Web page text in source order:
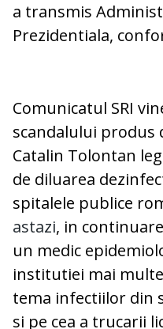
a transmis
Prezidentiala,
Comunicatul SRI
scandalului produs
Catalin Tolontan
de diluarea
spitalele publice
astazi, in
un medic
institutiei mai
tema infectiilor din
si pe cea a trucarii